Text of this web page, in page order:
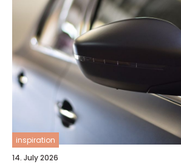
inspiration
14. July 2026